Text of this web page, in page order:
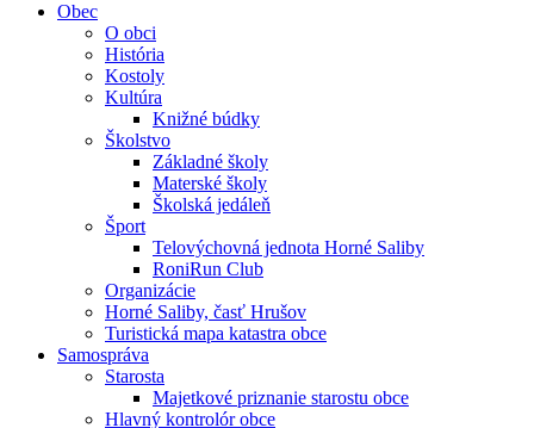
Obec
O obci
História
Kostoly
Kultúra
Knižné búdky
Školstvo
Základné školy
Materské školy
Školská jedáleň
Šport
Telovýchovná jednota Horné Saliby
RoniRun Club
Organizácie
Horné Saliby, časť Hrušov
Turistická mapa katastra obce
Samospráva
Starosta
Majetkové priznanie starostu obce
Hlavný kontrolór obce